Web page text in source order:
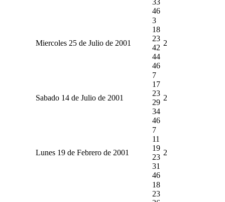
46
Miercoles 25 de Julio de 2001
3
18
23
42
44
46
2
Sabado 14 de Julio de 2001
7
17
23
29
34
46
2
Lunes 19 de Febrero de 2001
7
11
19
23
31
46
2
18
23